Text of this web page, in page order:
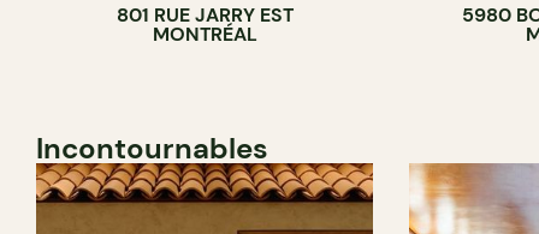
801 RUE JARRY EST
MONTRÉAL
CAVISTE
5980
Incontournables